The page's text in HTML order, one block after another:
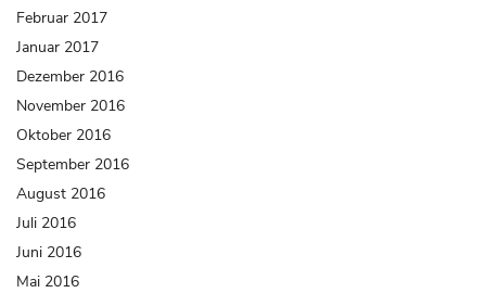
Februar 2017
Januar 2017
Dezember 2016
November 2016
Oktober 2016
September 2016
August 2016
Juli 2016
Juni 2016
Mai 2016